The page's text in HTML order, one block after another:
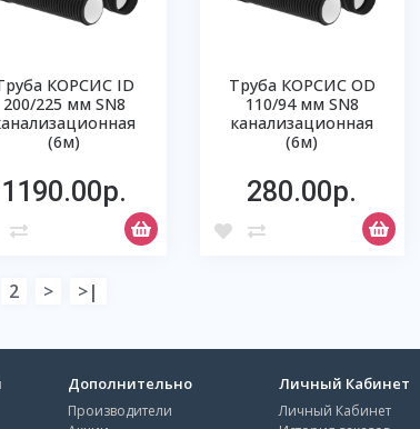
КОРСИС ID
200/225 мм SN8
(6м)
1190.00р.
Труба КОРСИС OD
110/94 мм SN8
канализационная
(6м)
280.00р.
2 > >|
Дополнительно
Производители
Личный Кабинет
Личный Кабинет